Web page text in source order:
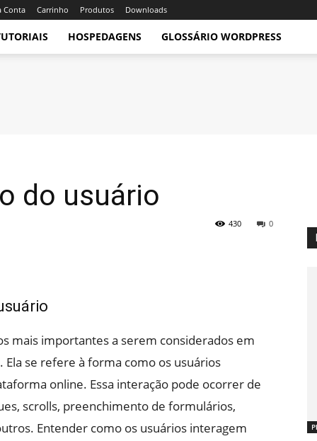
Conta Carrinho Produtos Downloads
HOSPEDAGENS GLOSSÁRIO WORDPRESS
do usuário
0
430
mais importantes a serem considerados em
se refere à forma como os usuários
online. Essa interação pode ocorrer de
scrolls, preenchimento de formulários,
Entender como os usuários interagem